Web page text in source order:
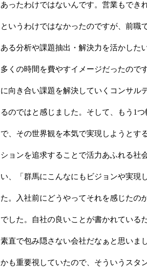
あったわけではないんです。営業もでき
というわけではなかったのですが、前職
ある分析や課題抽出・解決力を活かした
多くの時間を費やすイメージだったので
に向き合い課題を解決していくコンサル
るのではと感じました。そして、もう1
で、その世界観を本気で実現しようとす
ションを追求することで活力あふれる社
い、「群馬にこんなにもビジョンや実現
た。入社前にどうやってそれを感じたの
でした。自社の良いことが書かれている
素直で包み隠さない会社だなぁと思いま
かも重要視していたので、そういうスタ